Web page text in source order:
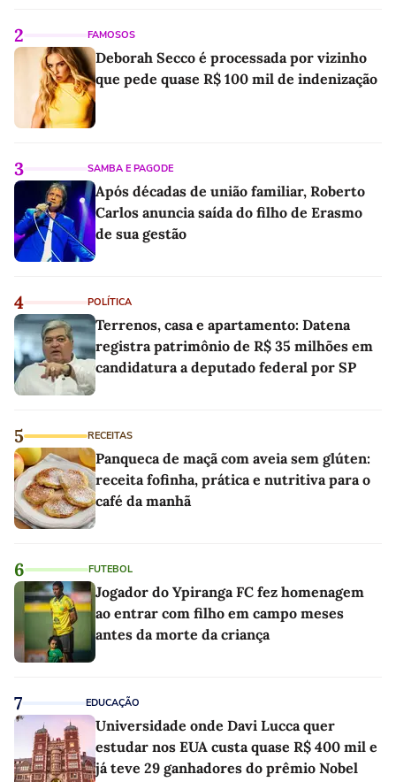
2 FAMOSOS
Deborah Secco é processada por vizinho
que pede quase R$ 100 mil de indenização
3 SAMBA E PAGODE
Após décadas de união familiar, Roberto
Carlos anuncia saída do filho de Erasmo
de sua gestão
4 POLÍTICA
Terrenos, casa e apartamento: Datena
registra patrimônio de R$ 35 milhões em
candidatura a deputado federal por SP
5 RECEITAS
Panqueca de maçã com aveia sem glúten:
receita fofinha, prática e nutritiva para o
café da manhã
6 FUTEBOL
Jogador do Ypiranga FC fez homenagem
ao entrar com filho em campo meses
antes da morte da criança
7 EDUCAÇÃO
Universidade onde Davi Lucca quer
estudar nos EUA custa quase R$ 400 mil e
já teve 29 ganhadores do prêmio Nobel